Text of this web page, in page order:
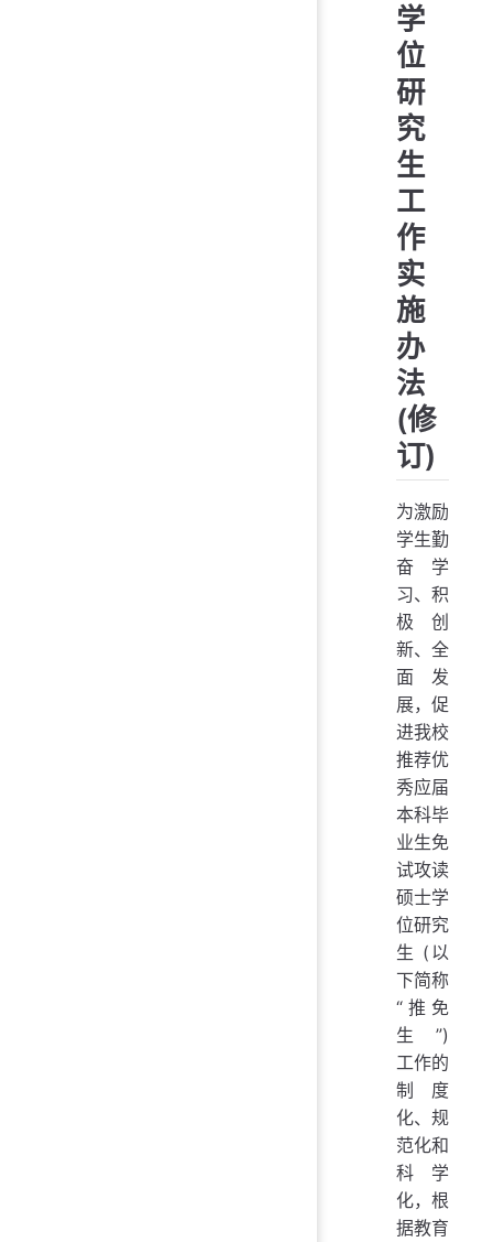
学
位
研
究
生
工
作
实
施
办
法
(修
订)
为激励
学生勤
奋学
习、积
极创
新、全
面发
展，促
进我校
推荐优
秀应届
本科毕
业生免
试攻读
硕士学
位研究
生 (以
下简称
“推免
生”)
工作的
制度
化、规
范化和
科学
化，根
据教育